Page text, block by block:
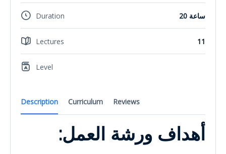
Description Curriculum Reviews
أهداف ورشة العمل:
Duration 20 ساعة
Lectures 11
Level